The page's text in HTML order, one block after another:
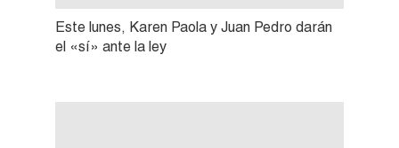
Este lunes, Karen Paola y Juan Pedro darán
el «sí» ante la ley